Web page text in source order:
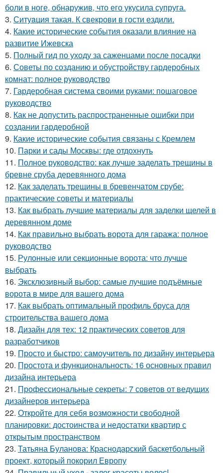
боли в ноге, обнаружив, что его укусила супруга.
3. Ситуaция такая. К свекрови в гости ездили.
4. Какие исторические события оказали влияние на
развитие Ижевска
5. Полный гид по уходу за саженцами после посадки
6. Советы по созданию и обустройству гардеробных
комнат: полное руководство
7. Гардеробная система своими руками: пошаговое
руководство
8. Как не допустить распространенные ошибки при
создании гардеробной
9. Какие исторические события связаны с Кремлем
10. Парки и сады Москвы: где отдохнуть
11. Полное руководство: как лучше заделать трещины в
бревне сруба деревянного дома
12. Как заделать трещины в бревенчатом срубе:
практические советы и материалы
13. Как выбрать лучшие материалы для заделки щелей в
деревянном доме
14. Как правильно выбрать ворота для гаража: полное
руководство
15. Рулонные или секционные ворота: что лучше
выбрать
16. Эксклюзивный выбор: самые лучшие подъёмные
ворота в мире для вашего дома
17. Как выбрать оптимальный профиль бруса для
строительства вашего дома
18. Дизайн для тех: 12 практических советов для
разработчиков
19. Просто и быстро: самоучитель по дизайну интерьера
20. Простота и функциональность: 16 основных правил
дизайна интерьера
21. Профессиональные секреты: 7 советов от ведущих
дизайнеров интерьера
22. Откройте для себя возможности свободной
планировки: достоинства и недостатки квартир с
открытым пространством
23. Татьяна Буланова: Краснодарский баскетбольный
проект, который покорил Европу